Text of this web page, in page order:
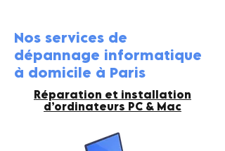
Nos services de
dépannage informatique
à domicile à Paris
Réparation et installation
d’ordinateurs PC & Mac